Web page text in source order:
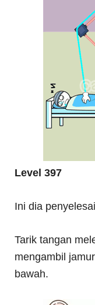
Level 397
Ini dia
Tarik tangan
mengambil
bawah.